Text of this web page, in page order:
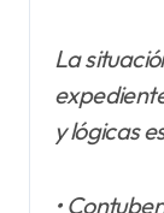
La
y lógicas
•